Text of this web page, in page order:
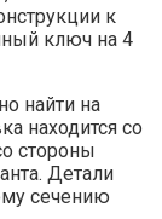
к
ключ на 4
найти на
находится со
стороны
Детали
сечению